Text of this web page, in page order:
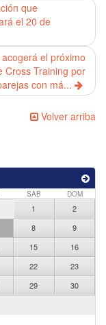
que
el 20 de
el próximo
Cross Training por
con má...
Volver arriba
SAB DOM
1
2
8
9
15
16
22
23
29
30